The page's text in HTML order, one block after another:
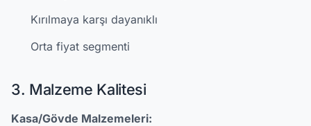
Kırılmaya karşı dayanıklı
Orta fiyat segmenti
3. Malzeme Kalitesi
Kasa/Gövde Malzemeleri: